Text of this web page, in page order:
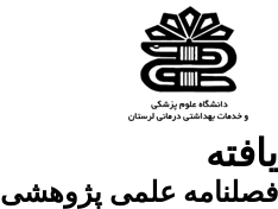
یافته
فصلنامه علمی پژوهشی